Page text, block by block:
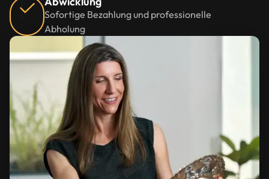
Sofortige Bezahlung und professionelle
Abholung